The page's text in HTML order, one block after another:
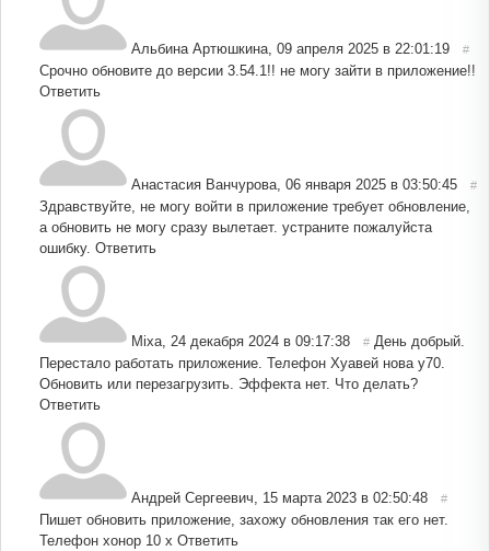
Альбина Артюшкина, 09 апреля 2025 в 22:01:19 #
Срочно обновите до версии 3.54.1!! не могу зайти в приложение!!
Ответить
Анастасия Ванчурова, 06 января 2025 в 03:50:45 #
Здравствуйте, не могу войти в приложение требует обновление,
а обновить не могу сразу вылетает. устраните пожалуйста
ошибку. Ответить
Mixa, 24 декабря 2024 в 09:17:38 # День добрый.
Перестало работать приложение. Телефон Хуавей нова у70.
Обновить или перезагрузить. Эффекта нет. Что делать?
Ответить
Андрей Сергеевич, 15 марта 2023 в 02:50:48 #
Пишет обновить приложение, захожу обновления так его нет.
Телефон хонор 10 х Ответить